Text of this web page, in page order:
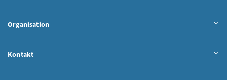
Organisation
Kontakt